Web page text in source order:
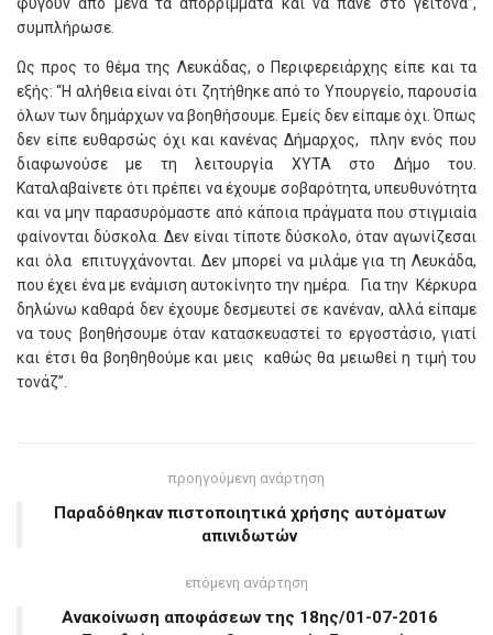
συμπλήρωσε.
Ως προς το θέμα της Λευκάδας, ο Περιφερειάρχης είπε και τα
εξής: “Η αλήθεια είναι ότι ζητήθηκε από το Υπουργείο, παρουσία
όλων των δημάρχων να βοηθήσουμε. Εμείς δεν είπαμε όχι. Όπως
δεν είπε ευθαρσώς όχι και κανένας Δήμαρχος, πλην ενός που
διαφωνούσε με τη λειτουργία ΧΥΤΑ στο Δήμο του.
Καταλαβαίνετε ότι πρέπει να έχουμε σοβαρότητα, υπευθυνότητα
και να μην παρασυρόμαστε από κάποια πράγματα που στιγμιαία
φαίνονται δύσκολα. Δεν είναι τίποτε δύσκολο, όταν αγωνίζεσαι
και όλα επιτυγχάνονται. Δεν μπορεί να μιλάμε για τη Λευκάδα,
που έχει ένα με ενάμιση αυτοκίνητο την ημέρα. Για την Κέρκυρα
δηλώνω καθαρά δεν έχουμε δεσμευτεί σε κανέναν, αλλά είπαμε
να τους βοηθήσουμε όταν κατασκευαστεί το εργοστάσιο, γιατί
και έτσι θα βοηθηθούμε και μεις καθώς θα μειωθεί η τιμή του
τονάζ”.
προηγούμενη ανάρτηση
Παραδόθηκαν πιστοποιητικά χρήσης αυτόματων
απινιδωτών
επόμενη ανάρτηση
Ανακοίνωση αποφάσεων της 18ης/01-07-2016